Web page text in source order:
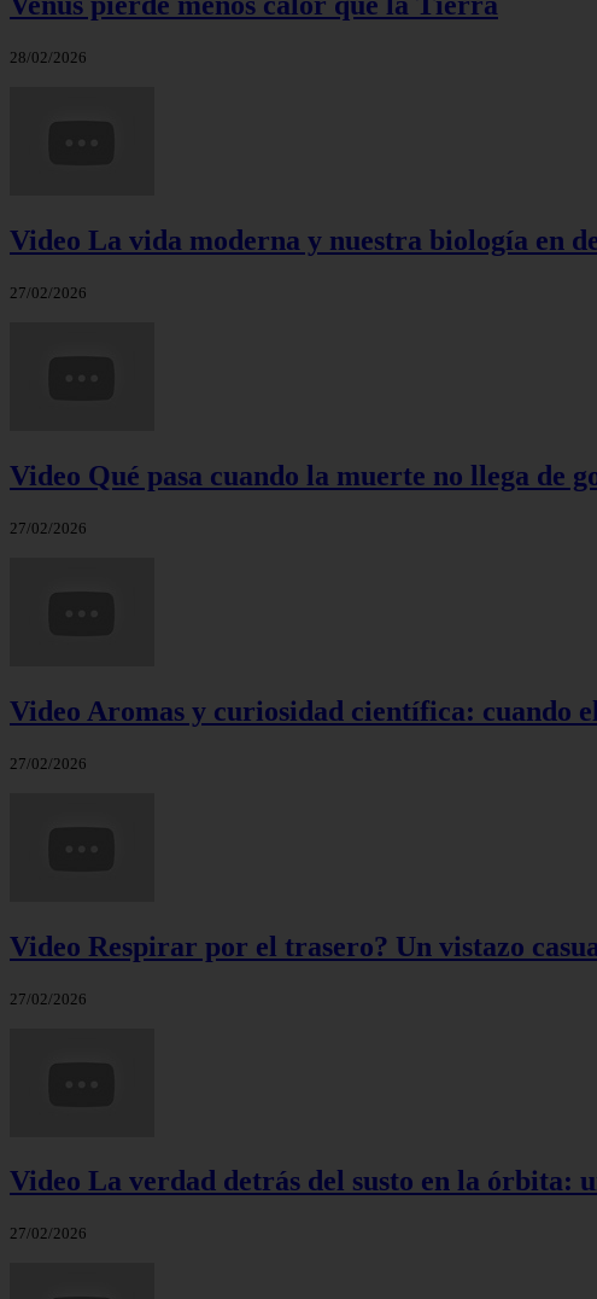
28/02/2026
Video La vida moderna y nuestra biología en
27/02/2026
Video Qué pasa cuando la muerte no llega de
27/02/2026
Video Aromas y curiosidad científica: cuando
27/02/2026
Video Respirar por el trasero? Un vistazo
27/02/2026
Video La verdad detrás del susto en la órbita:
27/02/2026